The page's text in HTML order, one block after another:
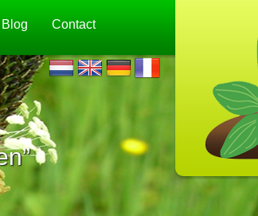
Blog Contact